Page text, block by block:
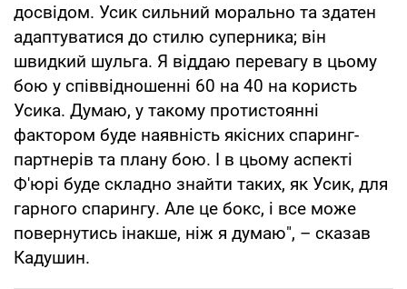
досвідом. Усик сильний морально та здатен
адаптуватися до стилю суперника; він
швидкий шульга. Я віддаю перевагу в цьому
бою у співвідношенні 60 на 40 на користь
Усика. Думаю, у такому протистоянні
фактором буде наявність якісних спаринг-
партнерів та плану бою. І в цьому аспекті
Ф'юрі буде складно знайти таких, як Усик, для
гарного спарингу. Але це бокс, і все може
повернутись інакше, ніж я думаю", – сказав
Кадушин.